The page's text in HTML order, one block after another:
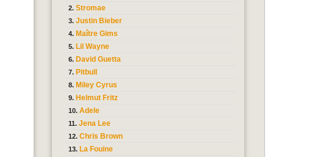
Stromae
Justin Bieber
Maître Gims
Lil Wayne
David Guetta
Pitbull
Miley Cyrus
Helmut Fritz
Adele
Jena Lee
Chris Brown
La Fouine